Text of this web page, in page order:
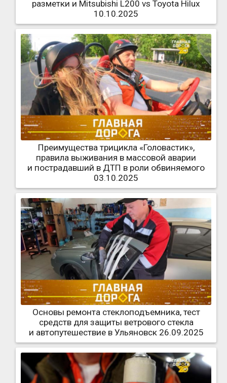
разметки и Mitsubishi L200 vs Toyota Hilux
10.10.2025
Преимущества трицикла «Головастик»,
правила выживания в массовой аварии
и пострадавший в ДТП в роли обвиняемого
03.10.2025
Основы ремонта стеклоподъемника, тест
средств для защиты ветрового стекла
и автопутешествие в Ульяновск 26.09.2025